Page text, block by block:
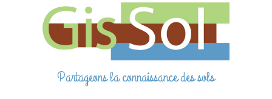
Partageons la connaissance des sols